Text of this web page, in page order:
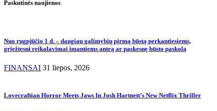
Paskutinės naujienos
Nuo rugpjūčio 1 d. – daugiau galimybių pirmą būstą perkantiesiems,
griežtesni reikalavimai imantiems antrą ar paskesnę būsto paskolą
FINANSAI 31 liepos, 2026
Lovecraftian Horror Meets Jaws In Josh Hartnett’s New Netflix Thriller